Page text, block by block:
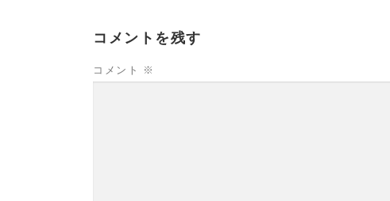
コメントを残す
コメント ※